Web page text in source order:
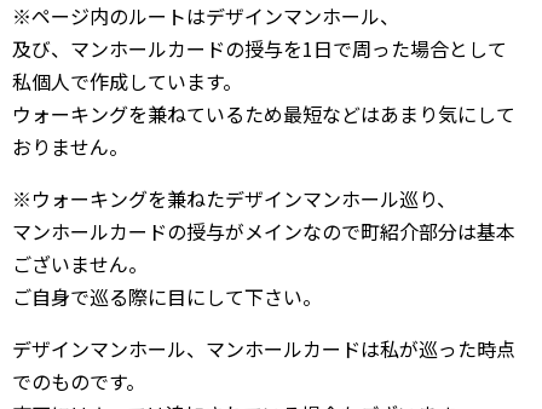
※ページ内のルートはデザインマンホール、
及び、マンホールカードの授与を1日で周った場合として
私個人で作成しています。
ウォーキングを兼ねているため最短などはあまり気にして
おりません。
※ウォーキングを兼ねたデザインマンホール巡り、
マンホールカードの授与がメインなので町紹介部分は基本
ございません。
ご自身で巡る際に目にして下さい。
デザインマンホール、マンホールカードは私が巡った時点
でのものです。